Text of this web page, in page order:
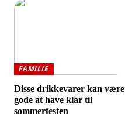
FAMILIE
Disse drikkevarer kan være
gode at have klar til
sommerfesten